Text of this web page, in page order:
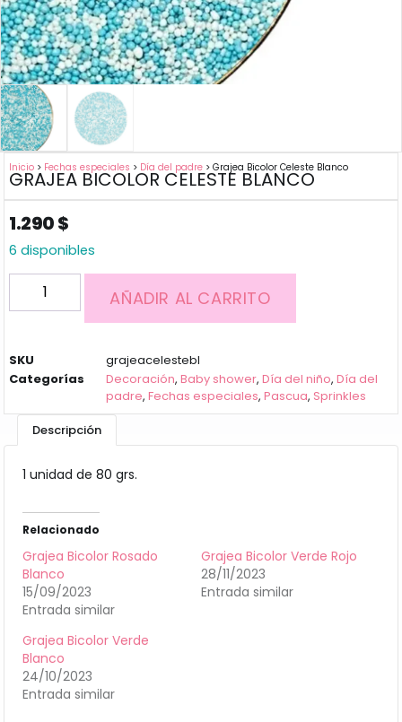
Inicio > Fechas especiales > Día del padre > Grajea Bicolor Celeste Blanco
GRAJEA BICOLOR CELESTE BLANCO
1.290$
6 disponibles
AÑADIR AL CARRITO
SKU
grajeacelestebl
Categorías
Decoración,Baby shower,Día del niño,Día del
padre,Fechas especiales,Pascua, Sprinkles
Descripción
1 unidad de 80 grs.
Relacionado
Grajea Bicolor Rosado
Blanco
15/09/2023
Entrada similar
Grajea Bicolor Verde Rojo
28/11/2023
Entrada similar
Grajea Bicolor Verde
Blanco
24/10/2023
Entrada similar